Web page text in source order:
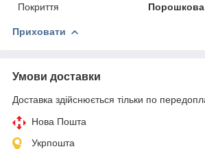
Покриття
Приховати
Умови доставки
Доставка здійснюється тільки по
Нова Пошта
Укрпошта